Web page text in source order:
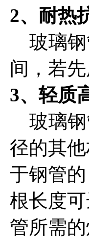
2、耐热
玻璃钢
间，若
3、轻质
玻璃钢
径的其
于钢管
根长度
管所需